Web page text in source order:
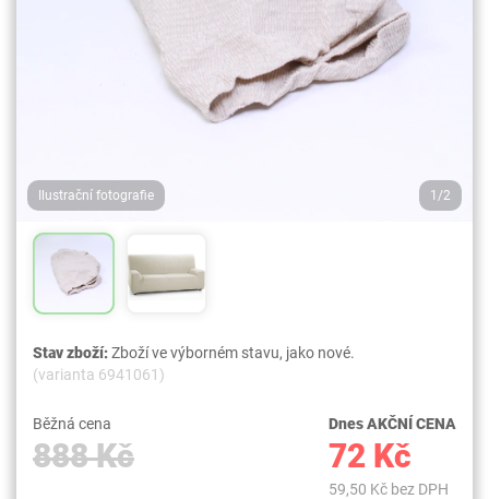
Ilustrační fotografie 1/2
Stav zboží:Zboží ve výborném stavu, jako nové.
(varianta 6941061)
Běžná cena
888 Kč
Dnes AKČNÍ CENA
72 Kč
59,50 Kč bez DPH